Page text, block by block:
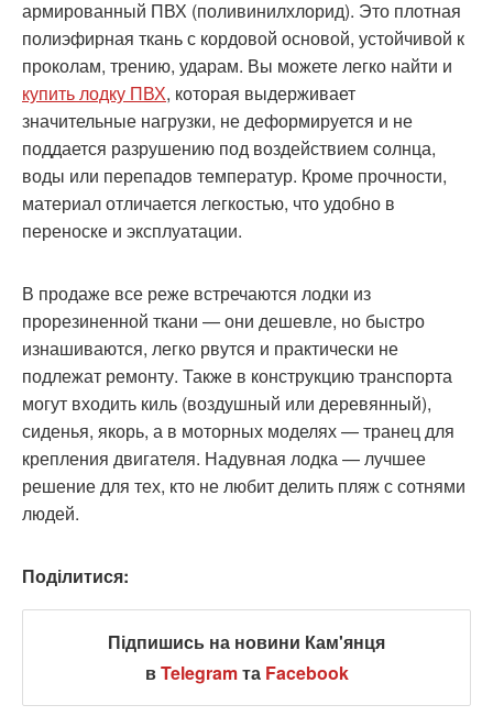
армированный ПВХ (поливинилхлорид). Это плотная
полиэфирная ткань с кордовой основой, устойчивой к
проколам, трению, ударам. Вы можете легко найти и
купить лодку ПВХ, которая выдерживает
значительные нагрузки, не деформируется и не
поддается разрушению под воздействием солнца,
воды или перепадов температур. Кроме прочности,
материал отличается легкостью, что удобно в
переноске и эксплуатации.
В продаже все реже встречаются лодки из
прорезиненной ткани — они дешевле, но быстро
изнашиваются, легко рвутся и практически не
подлежат ремонту. Также в конструкцию транспорта
могут входить киль (воздушный или деревянный),
сиденья, якорь, а в моторных моделях — транец для
крепления двигателя. Надувная лодка — лучшее
решение для тех, кто не любит делить пляж с сотнями
людей.
Поділитися:
Підпишись на новини Кам'янця
вTelegramта Facebook